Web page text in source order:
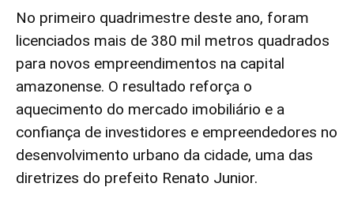
No primeiro quadrimestre deste ano, foram
licenciados mais de 380 mil metros quadrados
para novos empreendimentos na capital
amazonense. O resultado reforça o
aquecimento do mercado imobiliário e a
confiança de investidores e empreendedores no
desenvolvimento urbano da cidade, uma das
diretrizes do prefeito Renato Junior.